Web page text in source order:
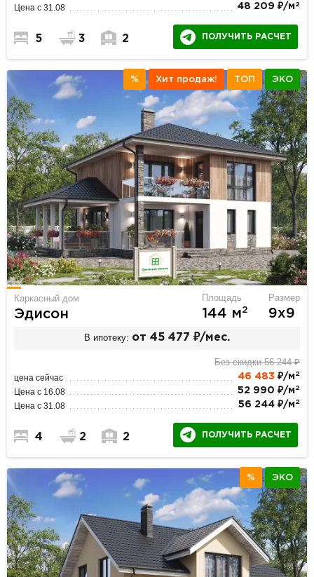
Цена с 31.08 48 209 ₽/м 2
5 3 2 ПОЛУЧИТЬ РАСЧЕТ
% Хит продаж! ТОП ЭКО
Каркасный дом
Эдисон
Площадь
144 м2
Размер
9х9
В ипотеку: от 45 477 ₽/мес.
Без скидки 56 244 ₽
цена сейчас 46 483 ₽/м 2
Цена с 16.08 52 990 ₽/м 2
Цена с 31.08 56 244 ₽/м 2
4 2 2 ПОЛУЧИТЬ РАСЧЕТ
% ЭКО